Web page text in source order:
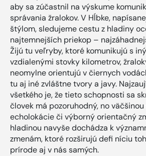
aby sa zúčastnil na výskume
správania žralokov. V Hĺbke,
štýlom, sledujeme cestu z hladiny
najtemnejších priekop –
Žijú tu veľryby, ktoré komunikujú s
vzdialenými stovky kilometrov,
neomylne orientujú v čiernych
tu aj iné zvláštne tvory a javy.
všetkého je, že tieto schopnosti sa
človek má pozoruhodný, no
echolokácie či výborný orientačný
hladinou navyše dochádza k
zmenám, ktoré rozširujú defi níciu
prírode aj v nás samých.